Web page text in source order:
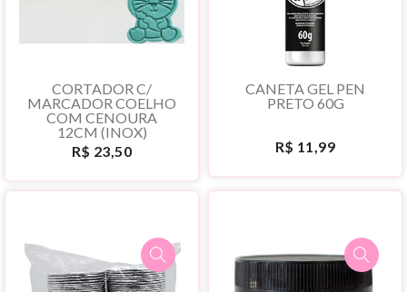
CORTADOR C/
MARCADOR COELHO
COM CENOURA
12CM (INOX)
R$ 23,50
CANETA GEL PEN
PRETO 60G
R$ 11,99